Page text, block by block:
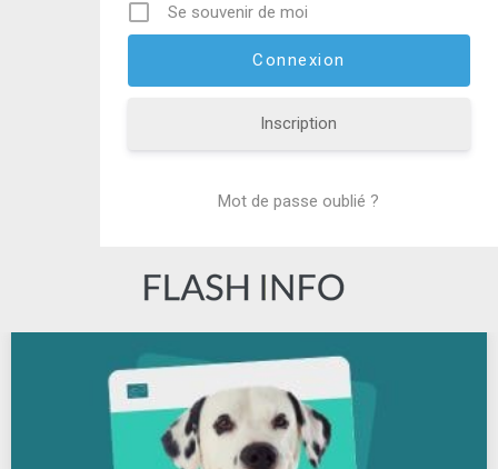
Se souvenir de moi
Inscription
Mot de passe oublié ?